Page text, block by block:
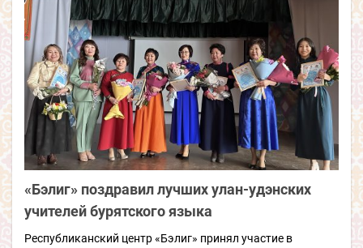
«Бэлиг» поздравил лучших улан-удэнских
учителей бурятского языка
Республиканский центр «Бэлиг» принял участие в